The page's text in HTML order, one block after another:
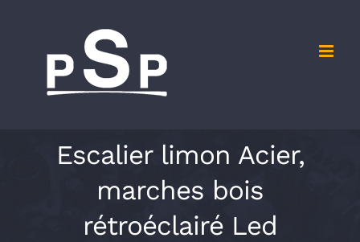
content
Escalier limon Acier,
marches bois
rétroéclairé Led